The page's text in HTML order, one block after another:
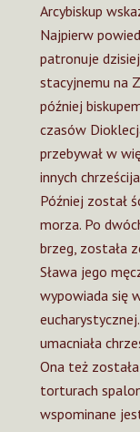
Arcybiskup
Najpierw
patronuje
stacyjnemu na
później
czasów
przebywał w
innych
Później został
morza. Po
brzeg, została
Sława jego
wypowiada się
umacniała
Ona też
torturach
wspominane